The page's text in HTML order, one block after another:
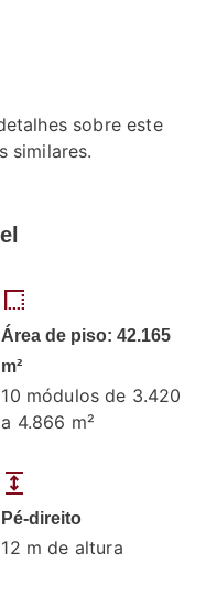
sobre este
similares.
border_style
Área de piso: 42.165
m²
10 módulos de 3.420
a 4.866 m²
expand
Pé-direito
12 m de altura